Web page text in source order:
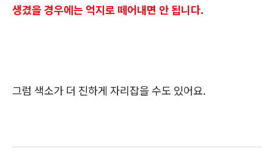
생겼을 경우에는 억지로 떼어내면 안 됩니다.
그럼 색소가 더 진하게 자리잡을 수도 있어요.